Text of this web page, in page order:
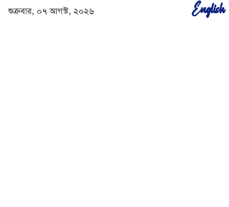
শুক্রবার, ০৭ আগস্ট, ২০২৬ English